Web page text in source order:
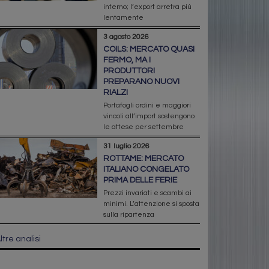
interno; l’export arretra più
lentamente
3 agosto 2026
COILS: MERCATO QUASI
FERMO, MA I
PRODUTTORI
PREPARANO NUOVI
RIALZI
Portafogli ordini e maggiori
vincoli all’import sostengono
le attese per settembre
31 luglio 2026
ROTTAME: MERCATO
ITALIANO CONGELATO
PRIMA DELLE FERIE
Prezzi invariati e scambi ai
minimi. L’attenzione si sposta
sulla ripartenza
analisi